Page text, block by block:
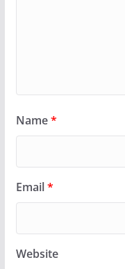
Name*
Email*
Website